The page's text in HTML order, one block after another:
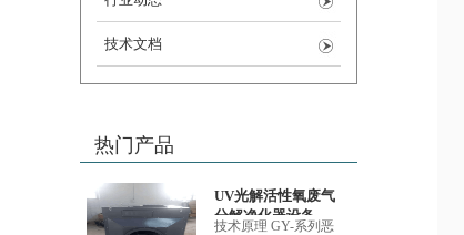
技术文档
热门产品
UV光解活性氧废气
分解净化器设备
技术原理 GY-系列恶